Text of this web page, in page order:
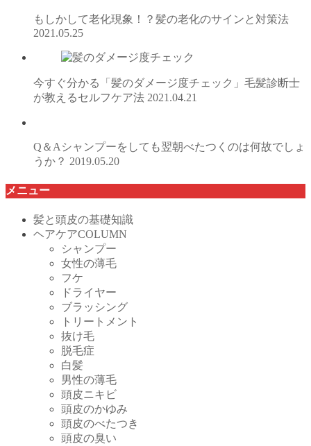
もしかして老化現象！？髪の老化のサインと対策法
2021.05.25
今すぐ分かる「髪のダメージ度チェック」毛髪診断士
が教えるセルフケア法 2021.04.21
Q＆Aシャンプーをしても翌朝べたつくのは何故でしょ
うか？ 2019.05.20
メニュー
髪と頭皮の基礎知識
ヘアケアCOLUMN
シャンプー
女性の薄毛
フケ
ドライヤー
ブラッシング
トリートメント
抜け毛
脱毛症
白髪
男性の薄毛
頭皮ニキビ
頭皮のかゆみ
頭皮のべたつき
頭皮の臭い